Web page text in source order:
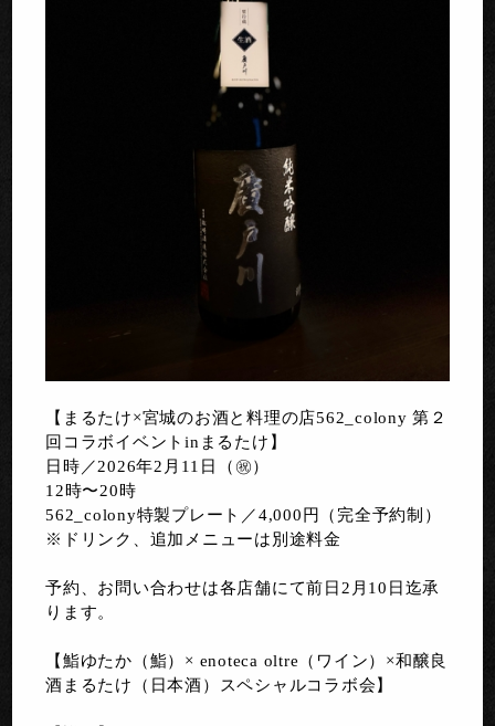
【まるたけ×宮城のお酒と料理の店562_colony 第２
回コラボイベントinまるたけ】
日時／2026年2月11日（㊗️）
12時〜20時
562_colony特製プレート／4,000円（完全予約制）
※ドリンク、追加メニューは別途料金
予約、お問い合わせは各店舗にて前日2月10日迄承
ります。
【鮨ゆたか（鮨）× enoteca oltre（ワイン）×和醸良
酒まるたけ（日本酒）スペシャルコラボ会】